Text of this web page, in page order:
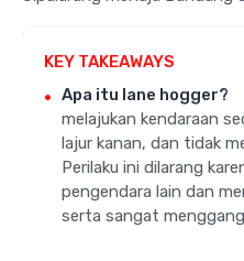
KEY TAKEAWAYS
Apa itu lane hogger?
melajukan kendaraan
lajur kanan, dan tidak
Perilaku ini dilarang
pengendara lain dan
serta sangat